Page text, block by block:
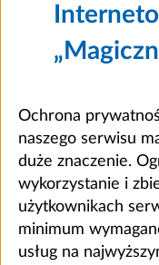
Ochrona
naszego serwisu
duże znaczenie.
wykorzystanie i
użytkownikach
minimum
usług na